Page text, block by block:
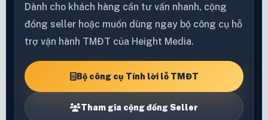
Dành cho khách hàng cần tư vấn nhanh, cộng
đồng seller hoặc muốn dùng ngay bộ công cụ hỗ
trợ vận hành TMĐT của Height Media.
Bộ công cụ Tính lời lỗ TMĐT
Tham gia cộng đồng Seller